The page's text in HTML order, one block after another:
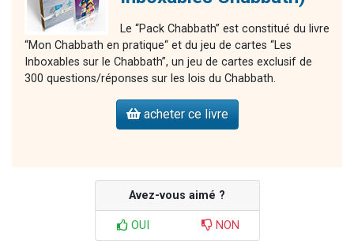
Le “Pack Chabbath” est constitué du livre
“Mon Chabbath en pratique“ et du jeu de cartes “Les
Inboxables sur le Chabbath”, un jeu de cartes exclusif de
300 questions/réponses sur les lois du Chabbath.
acheter ce livre
Avez-vous aimé ?
OUI NON